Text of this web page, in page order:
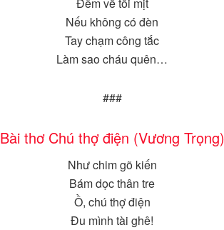
Đêm về tối mịt
Nếu không có đèn
Tay chạm công tắc
Làm sao cháu quên…
###
Bài thơ Chú thợ điện (Vương Trọng)
Như chim gõ kiến
Bám dọc thân tre
Ồ, chú thợ điện
Đu mình tài ghê!